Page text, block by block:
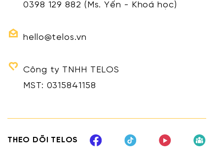
0398 129 882 (Ms. Yến - Khoá học)
hello@telos.vn
Công ty TNHH TELOS
MST: 0315841158
THEO DÕI TELOS